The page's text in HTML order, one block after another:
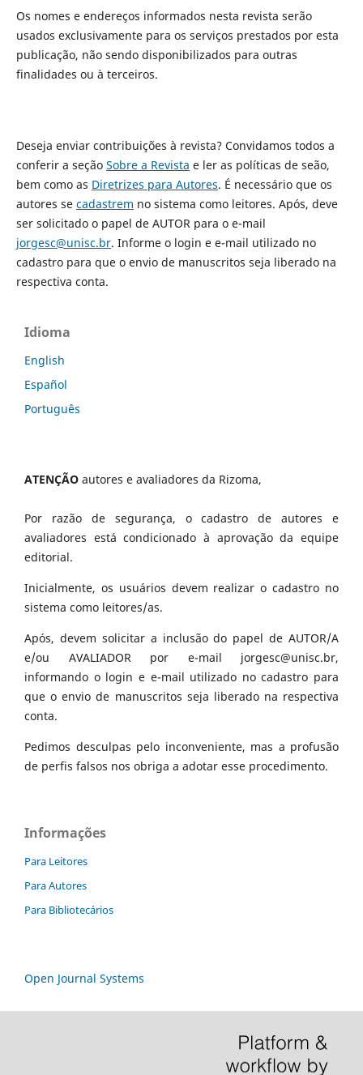
Os nomes e endereços informados nesta revista serão
usados exclusivamente para os serviços prestados por esta
publicação, não sendo disponibilizados para outras
finalidades ou à terceiros.
Deseja enviar contribuições à revista? Convidamos todos a
conferir a seção Sobre a Revista e ler as políticas de seão,
bem como as Diretrizes para Autores. É necessário que os
autores se cadastrem no sistema como leitores. Após, deve
ser solicitado o papel de AUTOR para o e-mail
jorgesc@unisc.br. Informe o login e e-mail utilizado no
cadastro para que o envio de manuscritos seja liberado na
respectiva conta.
Idioma
English
Español
Português
ATENÇÃO autores e avaliadores da Rizoma,
Por razão de segurança, o cadastro de autores e
avaliadores está condicionado à aprovação da equipe
editorial.
Inicialmente, os usuários devem realizar o cadastro no
sistema como leitores/as.
Após, devem solicitar a inclusão do papel de AUTOR/A
e/ou AVALIADOR por e-mail jorgesc@unisc.br,
informando o login e e-mail utilizado no cadastro para
que o envio de manuscritos seja liberado na respectiva
conta.
Pedimos desculpas pelo inconveniente, mas a profusão
de perfis falsos nos obriga a adotar esse procedimento.
Informações
Para Leitores
Para Autores
Para Bibliotecários
Open Journal Systems